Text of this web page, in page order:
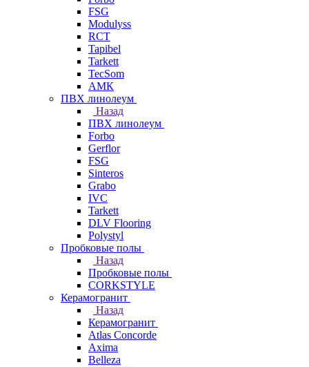
FSG
Modulyss
RCT
Tapibel
Tarkett
TecSom
АМК
ПВХ линолеум
Назад
ПВХ линолеум
Forbo
Gerflor
FSG
Sinteros
Grabo
IVC
Tarkett
DLV Flooring
Polystyl
Пробковые полы
Назад
Пробковые полы
CORKSTYLE
Керамогранит
Назад
Керамогранит
Atlas Concorde
Axima
Belleza